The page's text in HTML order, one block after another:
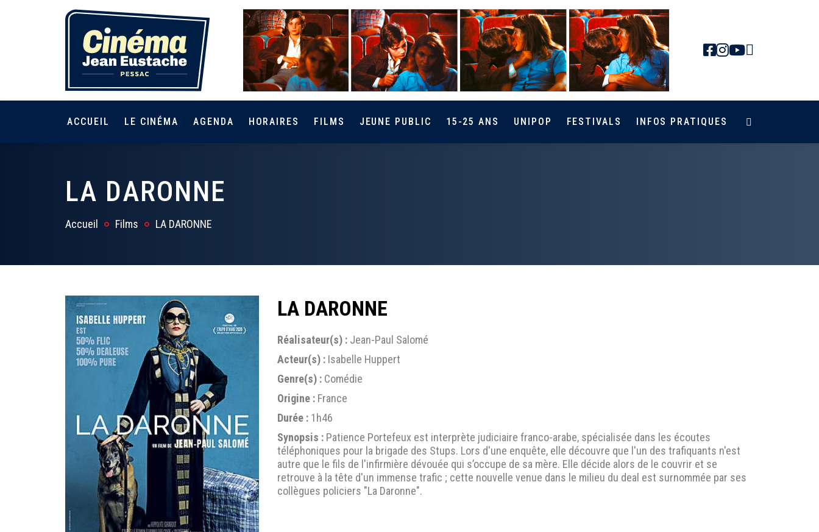
Facebook
Newsletter
ACCUEIL LE CINÉMA AGENDA HORAIRES FILMS JEUNE PUBLIC 15-25 ANS UNIPOP FESTIVALS INFOS PRATIQUES
LA DARONNE
Accueil Films LA DARONNE
LA DARONNE
Réalisateur(s) : Jean-Paul Salomé
Acteur(s) : Isabelle Huppert
Genre(s) : Comédie
Origine : France
Durée : 1h46
Synopsis : Patience Portefeux est interprète judiciaire franco-arabe, spécialisée dans les écoutes
téléphoniques pour la brigade des Stups. Lors d'une enquête, elle découvre que l'un des trafiquants n'est
autre que le fils de l'infirmière dévouée qui s’occupe de sa mère. Elle décide alors de le couvrir et se
retrouve à la tête d'un immense trafic ; cette nouvelle venue dans le milieu du deal est surnommée par ses
collègues policiers "La Daronne".